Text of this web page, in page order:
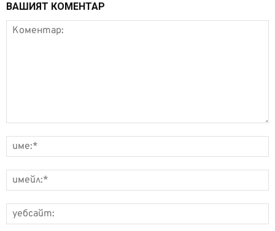
ВАШИЯТ КОМЕНТАР